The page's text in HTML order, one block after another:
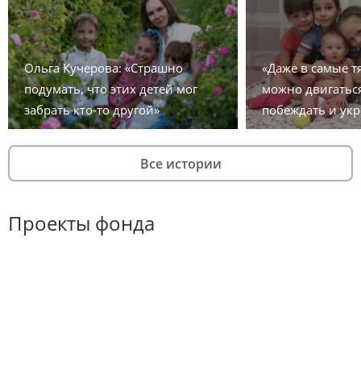
Ольга Кучерова: «Страшно
подумать, что этих детей мог
забрать кто-то другой»
«Даже в самые
можно
побеждать и
Все истории
Проекты фонда